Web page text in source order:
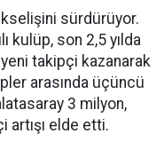
sürdürüyor.
kulüp, son 2,5 yılda
yeni takipçi kazanarak
arasında üçüncü
3 milyon,
artışı elde etti.